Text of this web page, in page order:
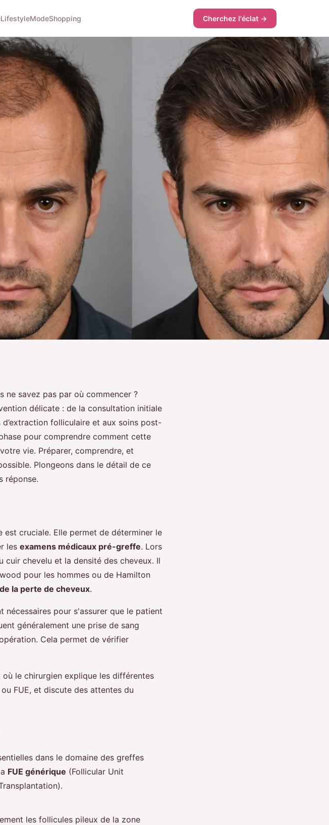
LifestyleModeShopping Cherchez l'éclat →
ne savez pas par où commencer ?
délicate : de la consultation initiale
d’extraction folliculaire et aux soins post-
pour comprendre comment cette
vie. Préparer, comprendre, et
Plongeons dans le détail de ce
réponse.
est cruciale. Elle permet de déterminer le
les examens médicaux pré-greffe. Lors
chevelu et la densité des cheveux. Il
pour les hommes ou de Hamilton
la perte de cheveux.
nécessaires pour s'assurer que le patient
généralement une prise de sang
Cela permet de vérifier
le chirurgien explique les différentes
FUE, et discute des attentes du
dans le domaine des greffes
FUE générique (Follicular Unit
les follicules pileux de la zone